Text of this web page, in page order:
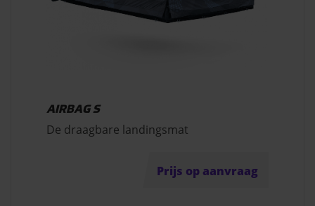
AIRBAG S
De draagbare landingsmat
Prijs op aanvraag